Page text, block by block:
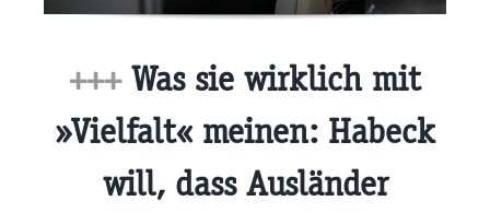
+++Was sie wirklich mit
»Vielfalt« meinen: Habeck
will, dass Ausländer